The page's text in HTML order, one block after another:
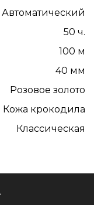
Автоматический
50 ч.
100 м
40 мм
Розовое золото
Кожа крокодила
Классическая